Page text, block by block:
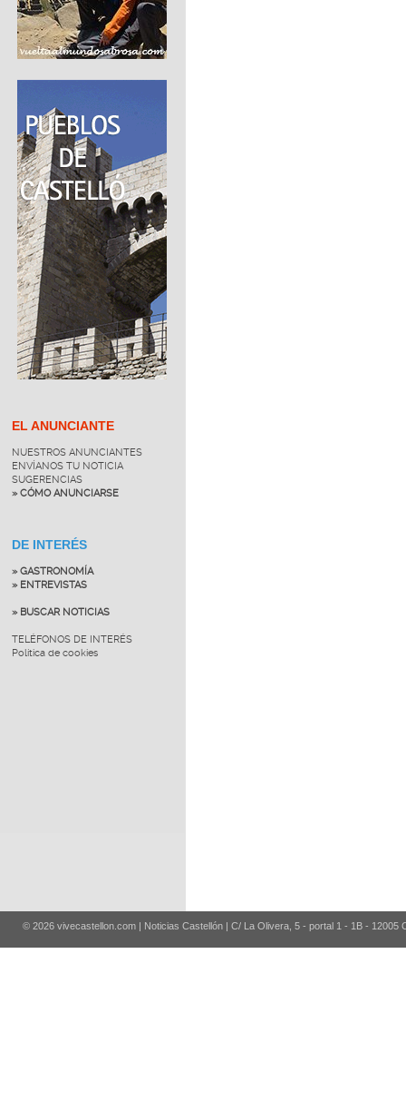
EL ANUNCIANTE
NUESTROS ANUNCIANTES
ENVÍANOS TU NOTICIA
SUGERENCIAS
» CÓMO ANUNCIARSE
DE INTERÉS
» GASTRONOMÍA
» ENTREVISTAS
» BUSCAR NOTICIAS
TELÉFONOS DE INTERÉS
Política de cookies
© 2026 vivecastellon.com | Noticias Castellón | C/ La Olivera, 5 - portal 1 - 1B - 12005